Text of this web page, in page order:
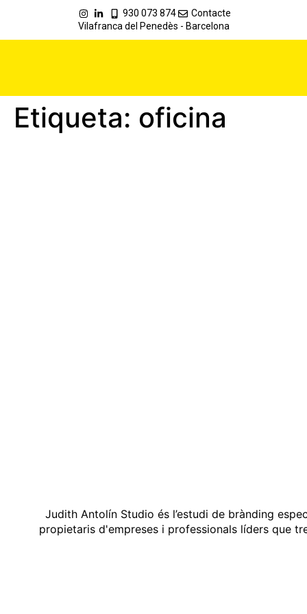
930 073 874
Contacte
Vilafranca del Penedès - Barcelona
Etiqueta: oficina
Judith Antolín Studio és l’estudi de brànding
propietaris d'empreses i professionals líders que